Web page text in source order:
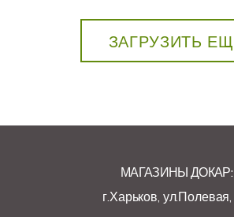
ЗАГРУЗИТЬ
МАГАЗИНЫ ДОКАР:
г.Харьков,